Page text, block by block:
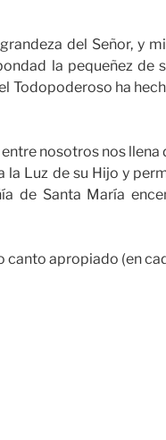
del Señor, y
la pequeñez de
Todopoderoso ha
nosotros nos
la Luz de su Hijo y
de Santa María
apropiado (en